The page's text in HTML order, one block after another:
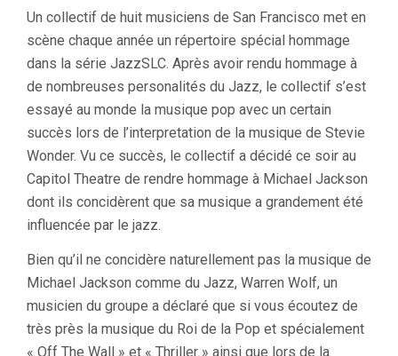
Un collectif de huit musiciens de San Francisco met en
scène chaque année un répertoire spécial hommage
dans la série JazzSLC. Après avoir rendu hommage à
de nombreuses personalités du Jazz, le collectif s’est
essayé au monde la musique pop avec un certain
succès lors de l’interpretation de la musique de Stevie
Wonder. Vu ce succès, le collectif a décidé ce soir au
Capitol Theatre de rendre hommage à Michael Jackson
dont ils concidèrent que sa musique a grandement été
influencée par le jazz.
Bien qu’il ne concidère naturellement pas la musique de
Michael Jackson comme du Jazz, Warren Wolf, un
musicien du groupe a déclaré que si vous écoutez de
très près la musique du Roi de la Pop et spécialement
« Off The Wall » et « Thriller » ainsi que lors de la